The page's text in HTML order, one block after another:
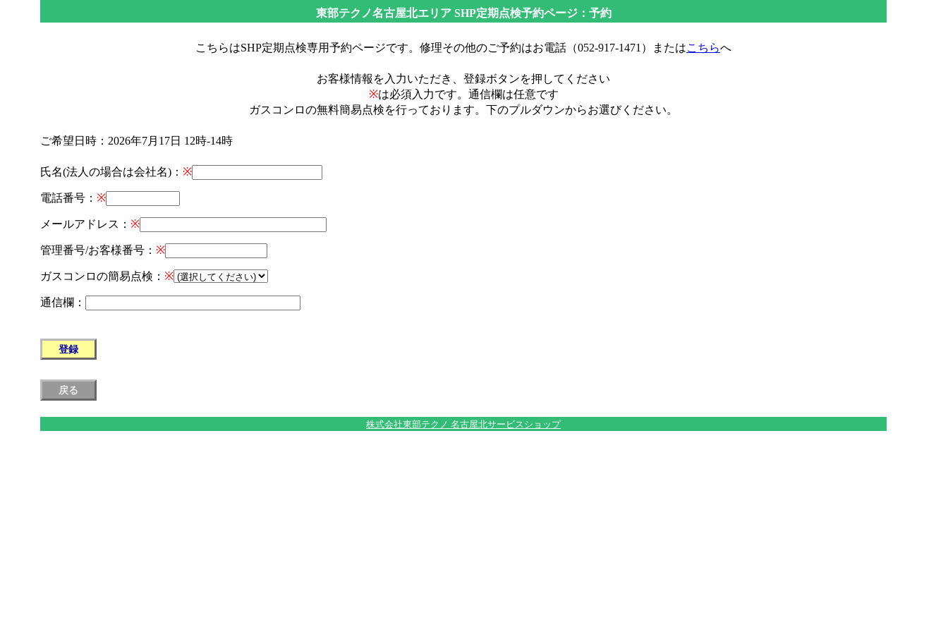
東部テクノ名古屋北エリア SHP定期点検予約ページ：予約
こちらはSHP定期点検専用予約ページです。修理その他のご予約はお電話（052-917-1471）またはこちらへ
お客様情報を入力いただき、登録ボタンを押してください
※は必須入力です。通信欄は任意です
ガスコンロの無料簡易点検を行っております。下のプルダウンからお選びください。
ご希望日時： 2026年7月17日 12時-14時
氏名(法人の場合は会社名)： ※
電話番号： ※
メールアドレス： ※
管理番号/お客様番号： ※
ガスコンロの簡易点検： ※
通信欄：
株式会社東部テクノ 名古屋北サービスショップ